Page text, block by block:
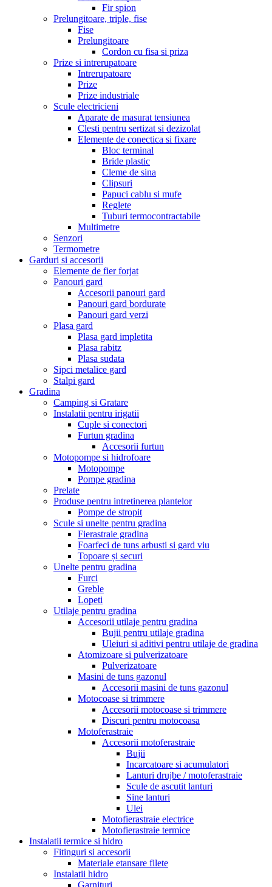
Fir spion
Prelungitoare, triple, fise
Fise
Prelungitoare
Cordon cu fisa si priza
Prize si intrerupatoare
Intrerupatoare
Prize
Prize industriale
Scule electricieni
Aparate de masurat tensiunea
Clesti pentru sertizat si dezizolat
Elemente de conectica si fixare
Bloc terminal
Bride plastic
Cleme de sina
Clipsuri
Papuci cablu si mufe
Reglete
Tuburi termocontractabile
Multimetre
Senzori
Termometre
Garduri si accesorii
Elemente de fier forjat
Panouri gard
Accesorii panouri gard
Panouri gard bordurate
Panouri gard verzi
Plasa gard
Plasa gard impletita
Plasa rabitz
Plasa sudata
Sipci metalice gard
Stalpi gard
Gradina
Camping si Gratare
Instalatii pentru irigatii
Cuple si conectori
Furtun gradina
Accesorii furtun
Motopompe si hidrofoare
Motopompe
Pompe gradina
Prelate
Produse pentru intretinerea plantelor
Pompe de stropit
Scule si unelte pentru gradina
Fierastraie gradina
Foarfeci de tuns arbusti si gard viu
Topoare și securi
Unelte pentru gradina
Furci
Greble
Lopeti
Utilaje pentru gradina
Accesorii utilaje pentru gradina
Bujii pentru utilaje gradina
Uleiuri si aditivi pentru utilaje de gradina
Atomizoare si pulverizatoare
Pulverizatoare
Masini de tuns gazonul
Accesorii masini de tuns gazonul
Motocoase si trimmere
Accesorii motocoase si trimmere
Discuri pentru motocoasa
Motoferastraie
Accesorii motoferastraie
Bujii
Incarcatoare si acumulatori
Lanturi drujbe / motoferastraie
Scule de ascutit lanturi
Sine lanturi
Ulei
Motofierastraie electrice
Motofierastraie termice
Instalatii termice si hidro
Fitinguri si accesorii
Materiale etansare filete
Instalatii hidro
Garnituri